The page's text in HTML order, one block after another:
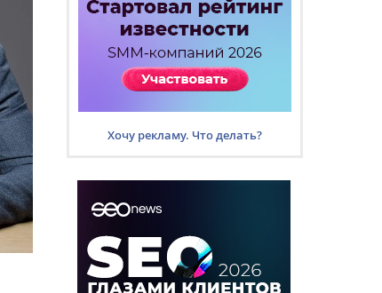
Хочу рекламу. Что делать?